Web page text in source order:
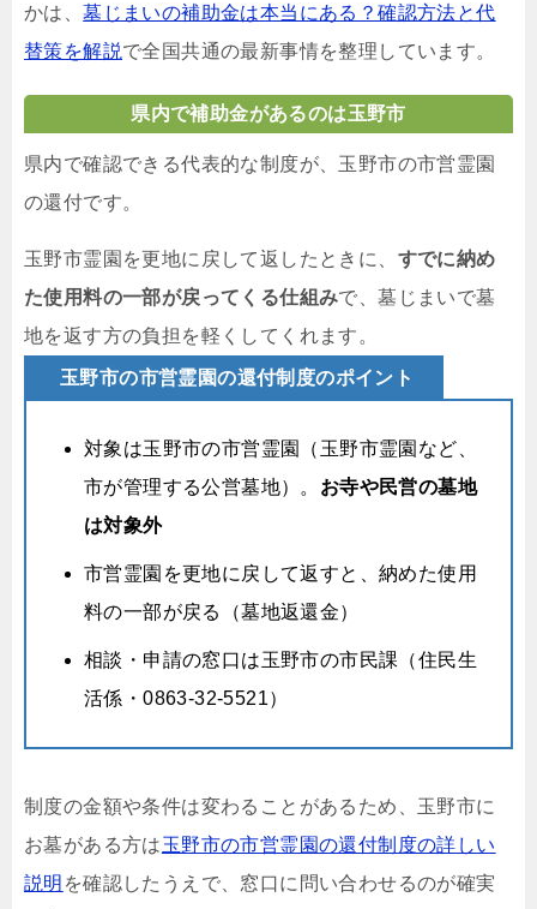
かは、墓じまいの補助金は本当にある？確認方法と代
替策を解説で全国共通の最新事情を整理しています。
県内で補助金があるのは玉野市
県内で確認できる代表的な制度が、玉野市の市営霊園
の還付です。
玉野市霊園を更地に戻して返したときに、 すでに納め
た使用料の一部が戻ってくる仕組みで、墓じまいで墓
地を返す方の負担を軽くしてくれます。
玉野市の市営霊園の還付制度のポイント
対象は玉野市の市営霊園（玉野市霊園など、
市が管理する公営墓地）。 お寺や民営の墓地
は対象外
市営霊園を更地に戻して返すと、納めた使用
料の一部が戻る（墓地返還金）
相談・申請の窓口は玉野市の市民課（住民生
活係・0863-32-5521）
制度の金額や条件は変わることがあるため、玉野市に
お墓がある方は玉野市の市営霊園の還付制度の詳しい
説明 を確認したうえで、窓口に問い合わせるのが確実